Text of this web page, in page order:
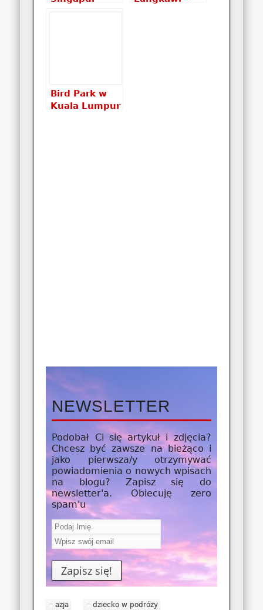
Bird Park w
Kuala Lumpur
NEWSLETTER
Podobał Ci się artykuł i zdjęcia?
Chcesz być zawsze na bieżąco i
jako pierwsza/yotrzymywać
powiadomienia o nowych wpisach
na blogu? Zapisz się do
newsletter'a. Obiecuję zero
spam'u
azja dziecko w podróży